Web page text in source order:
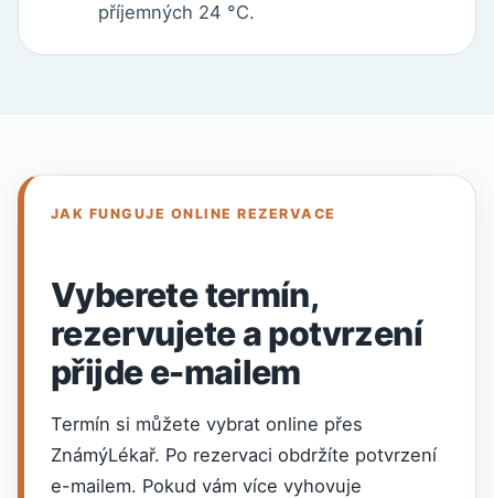
příjemných 24 °C.
JAK FUNGUJE ONLINE REZERVACE
Vyberete termín,
rezervujete a potvrzení
přijde e-mailem
Termín si můžete vybrat online přes
ZnámýLékař. Po rezervaci obdržíte potvrzení
e-mailem. Pokud vám více vyhovuje